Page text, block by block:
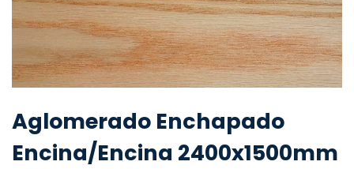
Aglomerado Enchapado
Encina/Encina 2400x1500mm